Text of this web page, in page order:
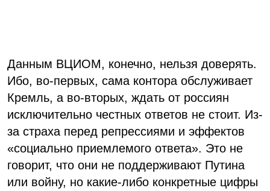
Данным ВЦИОМ, конечно, нельзя доверять.
Ибо, во-первых, сама контора обслуживает
Кремль, а во-вторых, ждать от россиян
исключительно честных ответов не стоит. Из-
за страха перед репрессиями и эффектов
«социально приемлемого ответа». Это не
говорит, что они не поддерживают Путина
или войну, но какие-либо конкретные цифры